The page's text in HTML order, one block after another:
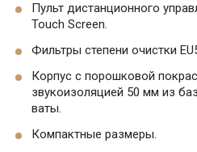
Пульт дистанционного
Touch Screen.
Фильтры степени очистки
Корпус с порошковой
звукоизоляцией 50 мм из
ваты.
Компактные размеры.